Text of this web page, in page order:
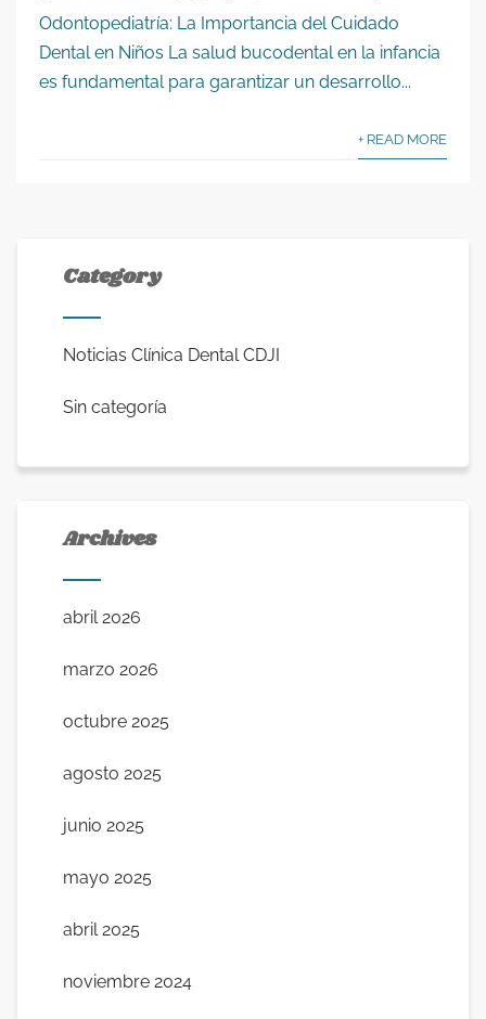
Odontopediatría: La Importancia del Cuidado
Dental en Niños La salud bucodental en la infancia
es fundamental para garantizar un desarrollo...
+ READ MORE
Category
Noticias Clínica Dental CDJI
Sin categoría
Archives
abril 2026
marzo 2026
octubre 2025
agosto 2025
junio 2025
mayo 2025
abril 2025
noviembre 2024